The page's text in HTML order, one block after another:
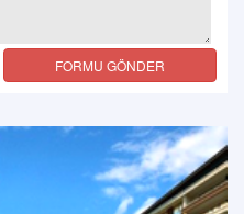
FORMU GÖNDER